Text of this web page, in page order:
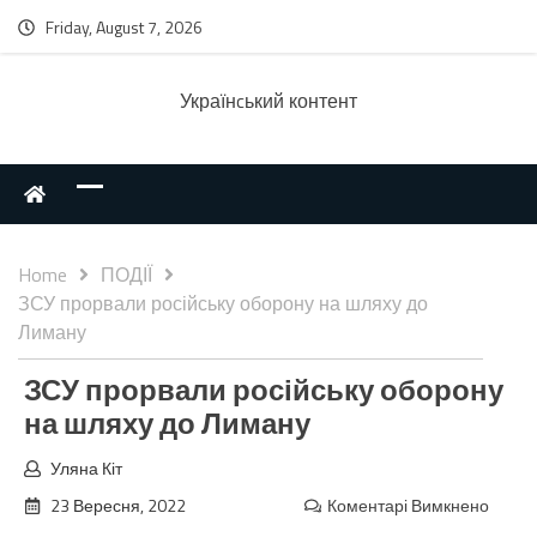
Friday, August 7, 2026
Українcький контент
Home
ПОДІЇ
ЗСУ прорвали російську оборону на шляху до
Лиману
ЗСУ прорвали російську оборону
на шляху до Лиману
Уляна Кіт
23 Вересня, 2022
Коментарі Вимкнено